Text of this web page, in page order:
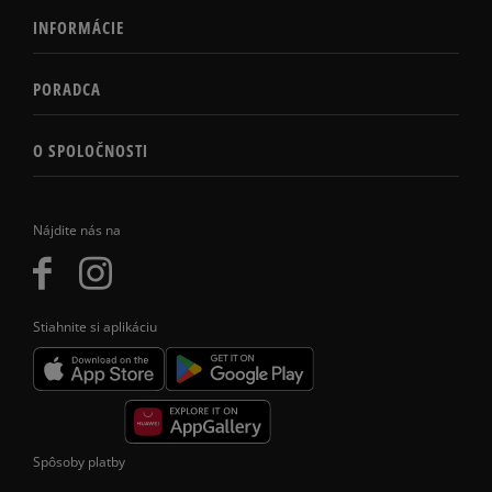
Nájdite nás na
Stiahnite si aplikáciu
INFORMÁCIE
PORADCA
O SPOLOČNOSTI
Spôsoby platby